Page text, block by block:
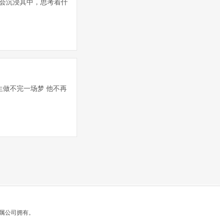
沉浸其中，思考着什
做不完一场梦 他不再
公司拥有。